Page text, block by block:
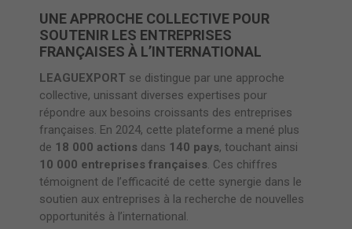
UNE APPROCHE COLLECTIVE POUR
SOUTENIR LES ENTREPRISES
FRANÇAISES À L’INTERNATIONAL
LEAGUEXPORT se distingue par une approche
collective, unissant diverses expertises pour
répondre aux besoins croissants des entreprises
françaises. En 2024, cette plateforme a mené plus
de 18 000 actions dans 140 pays, touchant ainsi
10 000 entreprises françaises. Ces chiffres
témoignent de l’efficacité de cette synergie dans le
soutien aux entreprises à la recherche de nouvelles
opportunités à l’international.